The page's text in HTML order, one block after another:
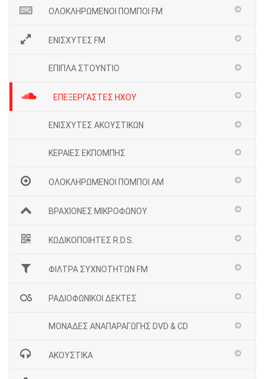
ΟΛΟΚΛΗΡΩΜΕΝΟΙ ΠΟΜΠΟΙ FM
ΕΝΙΣΧΥΤΕΣ FM
ΕΠΙΠΛΑ ΣΤΟΥΝΤΙΟ
ΕΠΕΞΕΡΓΑΣΤΕΣ ΗΧΟΥ
ΕΝΙΣΧΥΤΕΣ ΑΚΟΥΣΤΙΚΩΝ
ΚΕΡΑΙΕΣ ΕΚΠΟΜΠΗΣ
ΟΛΟΚΛΗΡΩΜΕΝΟΙ ΠΟΜΠΟΙ ΑΜ
ΒΡΑΧΙΟΝΕΣ ΜΙΚΡΟΦΩΝΟΥ
ΚΩΔΙΚΟΠΟΙΗΤΕΣ R.D.S.
ΦΙΛΤΡΑ ΣΥΧΝΟΤΗΤΩΝ FM
ΡΑΔΙΟΦΩΝΙΚΟΙ ΔΕΚΤΕΣ
ΜΟΝΑΔΕΣ ΑΝΑΠΑΡΑΓΩΓΗΣ DVD & CD
ΑΚΟΥΣΤΙΚΑ